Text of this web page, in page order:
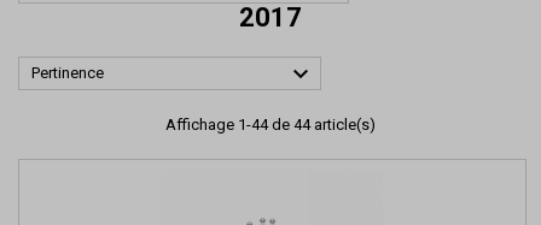
2017
Pertinence 
Affichage 1-44 de 44 article(s)